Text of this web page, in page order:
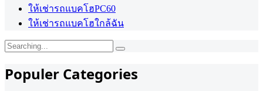
ให้เช่ารถแบคโฮPC60
ให้เช่ารถแบคโฮใกล้ฉัน
Search
Populer Categories